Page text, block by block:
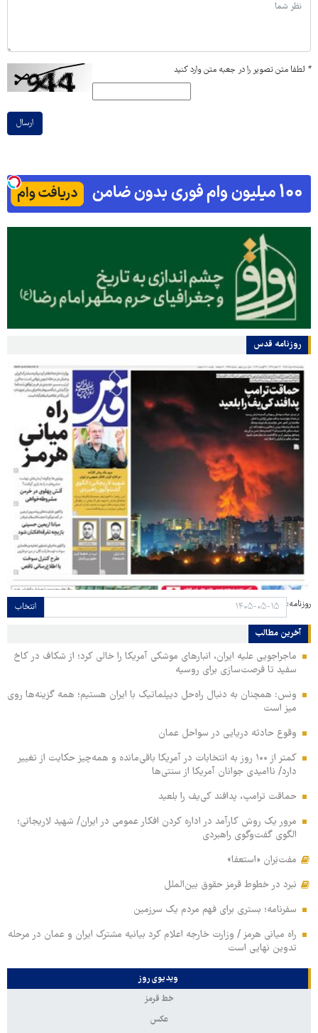
* لطفا متن تصویر را در جعبه متن وارد کنید
ارسال
روزنامه قدس
روزنامه: انتخاب
آخرین مطالب
ماجراجویی علیه ایران، انبارهای موشکی آمریکا را خالی کرد؛ از شکاف در کاخ
سفید تا فرصت‌سازی برای روسیه
ونس: همچنان به دنبال راه‌حل دیپلماتیک با ایران هستیم؛ همه گزینه‌ها روی
میز است
وقوع حادثه دریایی در سواحل عمان
کمتر از ۱۰۰ روز به انتخابات در آمریکا باقی‌مانده و همه‌چیز حکایت از تغییر
دارد/ ناامیدی جوانان آمریکا از سنتی‌ها
حماقت ترامپ، پدافند کی‌یف را بلعید
مرور یک روش کارآمد در اداره کردن افکار عمومی در ایران/ شهید لاریجانی؛
الگوی گفت‌وگوی راهبردی
مفت‌بَران «استعفا»
نبرد در خطوط قرمز حقوق بین‌الملل
سفرنامه؛ بستری برای فهم مردم یک سرزمین
راه میانی هرمز / وزارت خارجه اعلام کرد بیانیه مشترک ایران و عمان در مرحله
تدوین نهایی است
ویدیوی روز
خط قرمز
عکس